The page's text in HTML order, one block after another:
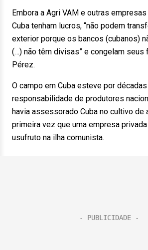
Embora a Agri VAM e outras
Cuba tenham lucros, “não podem
exterior porque os bancos (cubanos)
(…) não têm divisas” e congelam seus
Pérez.
O campo em Cuba esteve por
responsabilidade de produtores
havia assessorado Cuba no cultivo de
primeira vez que uma empresa
usufruto na ilha comunista.